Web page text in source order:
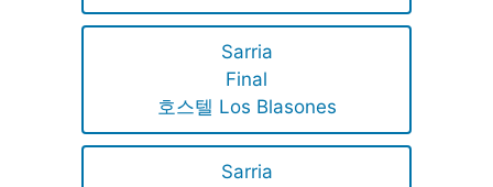
Sarria
Final
호스텔 Los Blasones
Sarria